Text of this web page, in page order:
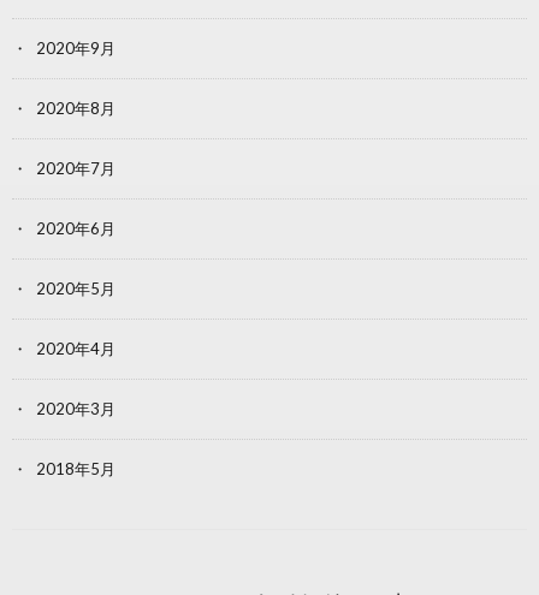
2020年9月
2020年8月
2020年7月
2020年6月
2020年5月
2020年4月
2020年3月
2018年5月